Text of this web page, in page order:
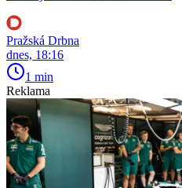
Pražská Drbna
dnes, 18:16
1 min
Reklama